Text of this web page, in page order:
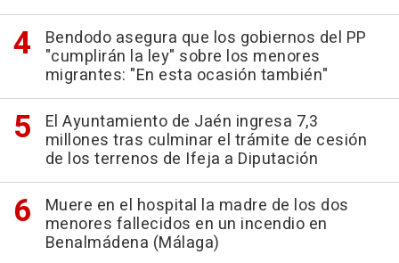
Bendodo asegura que los gobiernos del PP
"cumplirán la ley" sobre los menores
migrantes: "En esta ocasión también"
El Ayuntamiento de Jaén ingresa 7,3
millones tras culminar el trámite de cesión
de los terrenos de Ifeja a Diputación
Muere en el hospital la madre de los dos
menores fallecidos en un incendio en
Benalmádena (Málaga)